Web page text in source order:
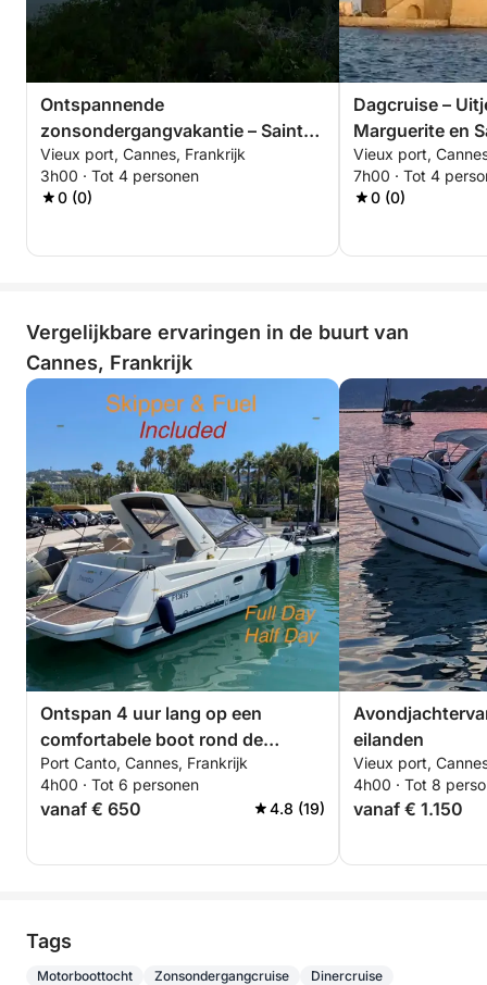
Ontspannende
zonsondergangvakantie – Sainte-
Marguerite Island
Vieux port, Cannes, Frankrijk
3h00 · Tot 4 personen
0 (0)
Dagcruise –
Marguerite en
Vieux port,
7h00 · Tot 4
0 (0)
Vergelijkbare ervaringen in de buurt van
Cannes, Frankrijk
Ontspan 4 uur lang op een
comfortabele boot rond de
Lérins-eilanden. Speciale korting
voor stellen!
Port Canto, Cannes, Frankrijk
4h00 · Tot 6 personen
vanaf € 650 4.8 (19)
eilanden
Vieux port,
4h00 · Tot 8
vanaf € 1.150
Tags
Motorboottocht Zonsondergangcruise Dinercruise